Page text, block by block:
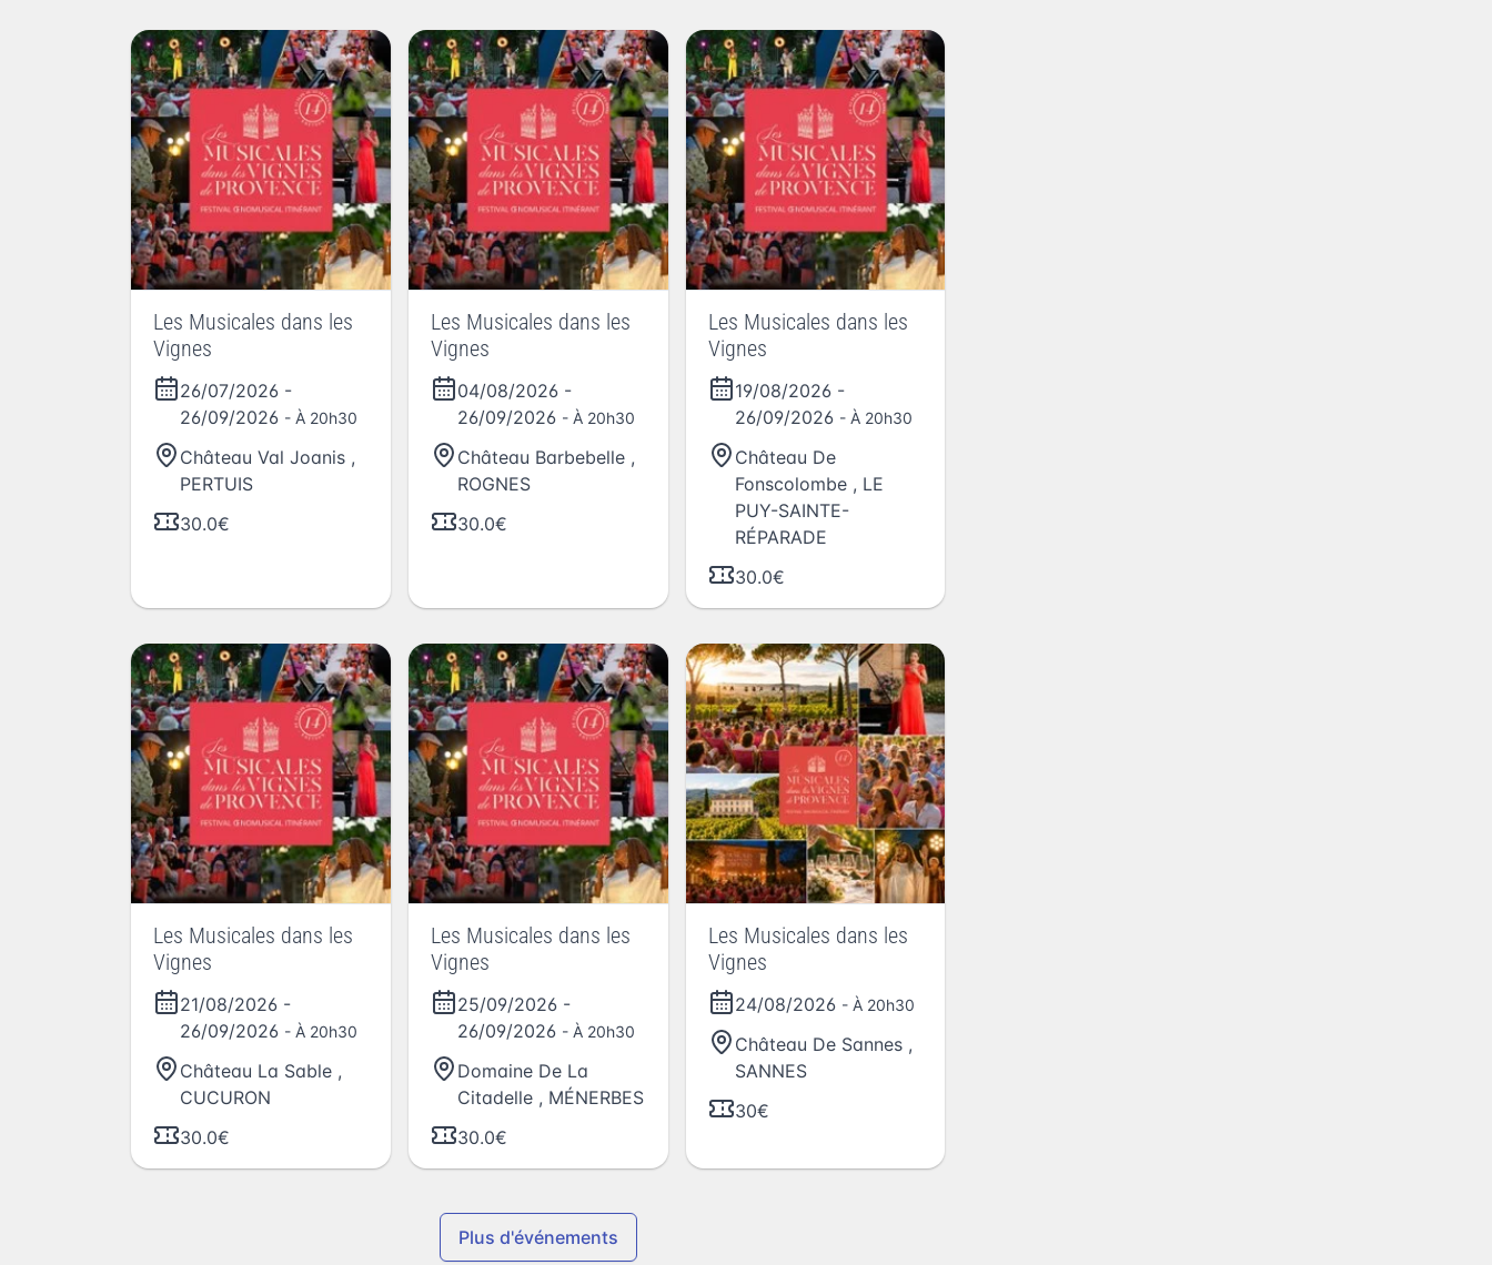
Les Musicales dans les
Vignes
26/07/2026 -
26/09/2026 - À 20h30
Château Val Joanis ,
PERTUIS
30.0€
Les Musicales dans les
Vignes
04/08/2026 -
26/09/2026 - À 20h30
Château Barbebelle ,
ROGNES
30.0€
Les Musicales dans les
Vignes
19/08/2026 -
26/09/2026 - À 20h30
Château De
Fonscolombe , LE
PUY-SAINTE-
RÉPARADE
30.0€
Les Musicales dans les
Vignes
21/08/2026 -
26/09/2026 - À 20h30
Château La Sable ,
CUCURON
30.0€
Les Musicales dans les
Vignes
25/09/2026 -
26/09/2026 - À 20h30
Domaine De La
Citadelle , MÉNERBES
30.0€
Les Musicales dans les
Vignes
24/08/2026 - À 20h30
Château De Sannes ,
SANNES
30€
Plus d'événements